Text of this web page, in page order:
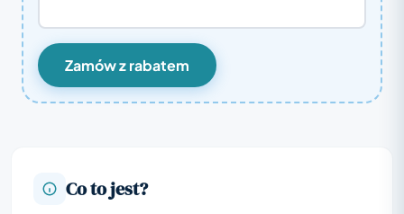
Zamów z rabatem
Co to jest?